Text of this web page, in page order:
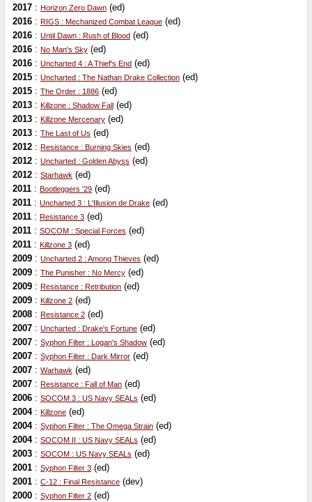
2017 : Horizon Zero Dawn (ed)
2016 : RIGS : Mechanized Combat League (ed)
2016 : Until Dawn : Rush of Blood (ed)
2016 : No Man's Sky (ed)
2016 : Uncharted 4 : A Thief's End (ed)
2015 : Uncharted : The Nathan Drake Collection (ed)
2015 : The Order : 1886 (ed)
2013 : Killzone : Shadow Fall
(ed)
2013 : Killzone Mercenary (ed)
2013 : The Last of Us (ed)
2012 : Resistance : Burning Skies (ed)
2012 : Uncharted : Golden Abyss (ed)
2012 : Starhawk (ed)
2011 : Bootleggers '29 (ed)
2011 : Uncharted 3 : L'Illusion de Drake (ed)
2011 : Resistance 3 (ed)
2011 : SOCOM : Special Forces (ed)
2011 : Killzone 3 (ed)
2009 : Uncharted 2 : Among Thieves (ed)
2009 : The Punisher : No Mercy (ed)
2009 : Resistance : Retribution (ed)
2009 : Killzone 2 (ed)
2008 : Resistance 2 (ed)
2007 : Uncharted : Drake's Fortune (ed)
2007 : Syphon Filter : Logan's Shadow (ed)
2007 : Syphon Filter : Dark Mirror (ed)
2007 : Warhawk (ed)
2007 : Resistance : Fall of Man (ed)
2006 : SOCOM 3 : US Navy SEALs (ed)
2004: Killzone (ed)
2004: Syphon Filter : The Omega Strain (ed)
2004: SOCOM II : US Navy SEALs (ed)
2003 : SOCOM : US Navy SEALs (ed)
2001 : Syphon Filter 3 (ed)
2001 : C-12 : Final Resistance (dev)
2000 : Syphon Filter 2 (ed)